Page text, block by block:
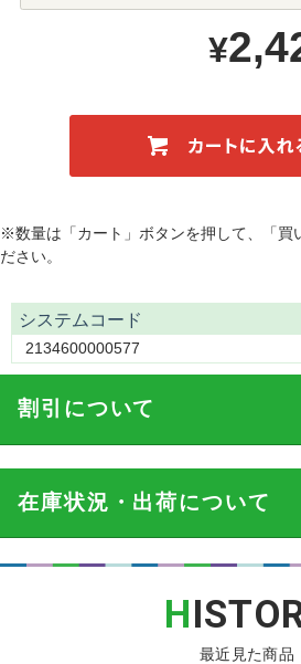
¥
※数量は「カート」ボタンを押して、「買
ださい。
システムコード
2134600000577
割引 について
在庫状況・出荷について
H
最近見た商品